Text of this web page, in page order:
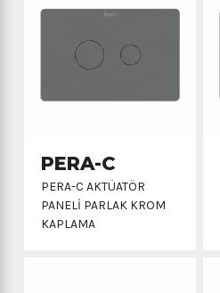
PERA-C
PERA-C AKTÜATÖR
PANELİ PARLAK KROM
KAPLAMA